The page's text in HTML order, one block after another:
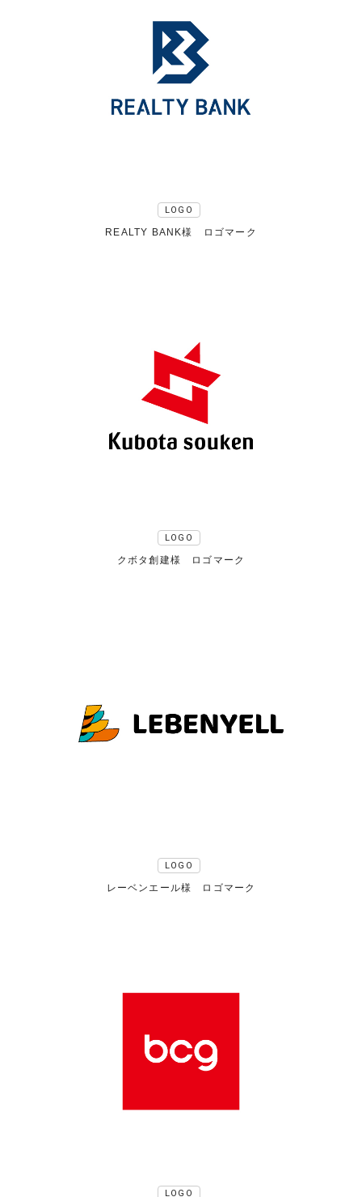
LOGO
REALTY BANK様 ロゴマーク
LOGO
クボタ創建様 ロゴマーク
LOGO
レーベンエール様 ロゴマーク
LOGO